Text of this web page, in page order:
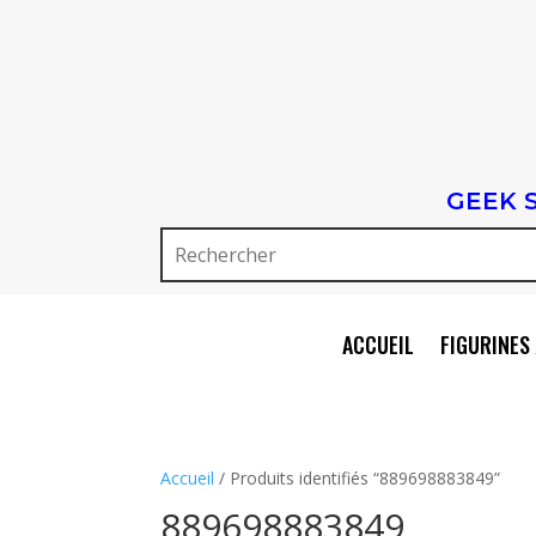
GEEK
ACCUEIL
Accueil / Produits identifiés “889698883849”
889698883849